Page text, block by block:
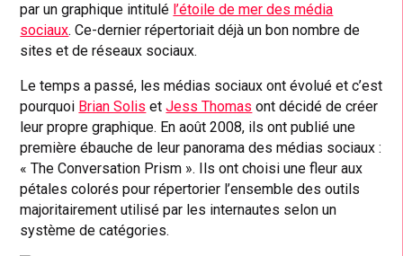
par un graphique intitulé l’étoile de mer des média
sociaux. Ce-dernier répertoriait déjà un bon nombre de
sites et de réseaux sociaux.
Le temps a passé, les médias sociaux ont évolué et c’est
pourquoi Brian Solis etJess Thomas ont décidé de créer
leur propre graphique. En août 2008, ils ont publié une
première ébauche de leur panorama des médias sociaux :
« The Conversation Prism ». Ils ont choisi une fleur aux
pétales colorés pour répertorier l’ensemble des outils
majoritairement utilisé par les internautes selon un
système de catégories.